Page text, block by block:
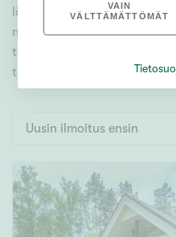
Maa- tai metsätila
Vapaa-ajan asunto
Autotalli
Hinta
löytämään unelmiesi
myytävät mökit ja vapaa-
tutustu mieleiseesi. Meiltä
täyttymyksen!
Uusin ilmoitus ensin
VAIN
VÄLTTÄMÄTTÖMÄT